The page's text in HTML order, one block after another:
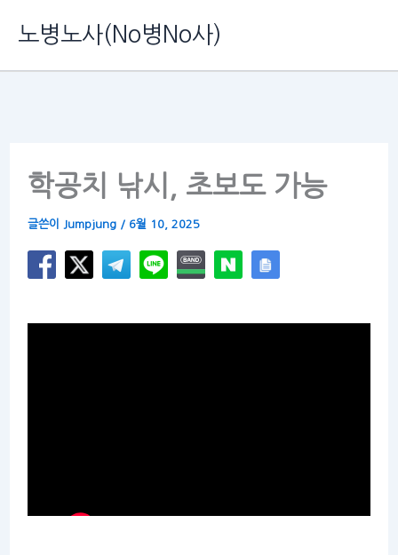
츠
노병노사(No병No사)
학공치 낚시, 초보도 가능
글쓴이 Jumpjung / 6월 10, 2025